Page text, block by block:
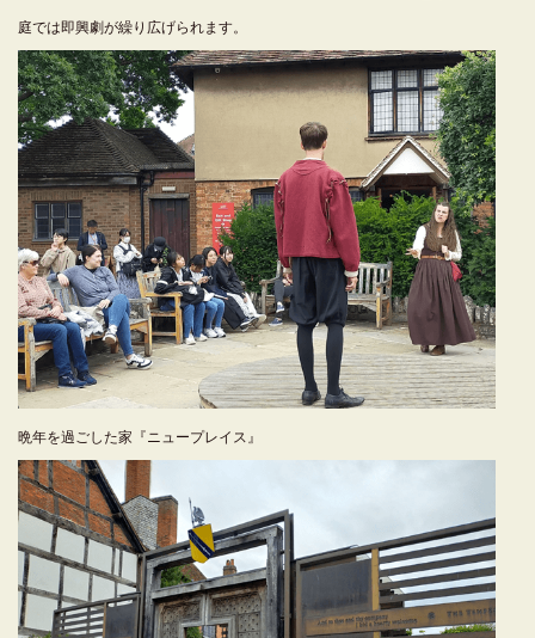
庭では即興劇が繰り広げられます。
晩年を過ごした家『ニュープレイス』